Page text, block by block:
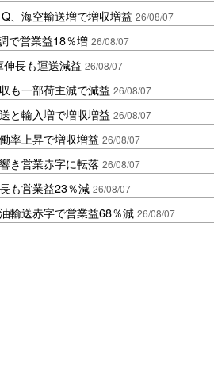
、海空輸送増で増収増益 26/08/07
で営業益18％増 26/08/07
長も運送減益 26/08/07
も一部荷主減で減益 26/08/07
と輸入増で増収増益 26/08/07
率上昇で増収増益 26/08/07
き営業赤字に転落 26/08/07
も営業益23％減 26/08/07
輸送赤字で営業益68％減 26/08/07